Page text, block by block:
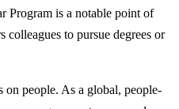
Program is a notable point of
to pursue degrees or
on people. As a global, people-